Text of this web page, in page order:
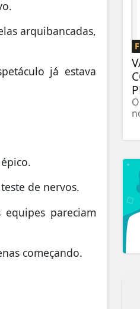
arquibancadas,
já estava
de nervos.
pareciam
começando.